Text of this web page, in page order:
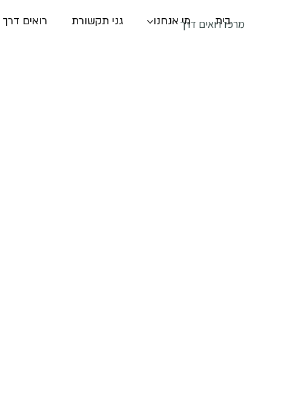
בית מי אנחנו גני תקשורת רואים דרך מרכז רואים דרך